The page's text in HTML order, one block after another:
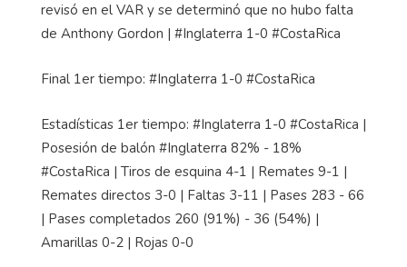
revisó en el VAR y se determinó que no hubo falta
de Anthony Gordon | #Inglaterra 1-0 #CostaRica
Final 1er tiempo: #Inglaterra 1-0 #CostaRica
Estadísticas 1er tiempo: #Inglaterra 1-0 #CostaRica |
Posesión de balón #Inglaterra 82% - 18%
#CostaRica | Tiros de esquina 4-1 | Remates 9-1 |
Remates directos 3-0 | Faltas 3-11 | Pases 283 - 66
| Pases completados 260 (91%) - 36 (54%) |
Amarillas 0-2 | Rojas 0-0